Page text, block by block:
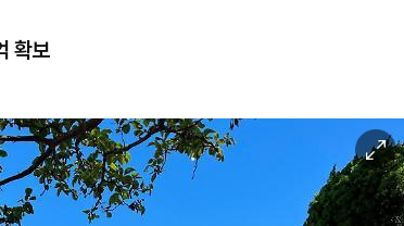
확보
이
미
지